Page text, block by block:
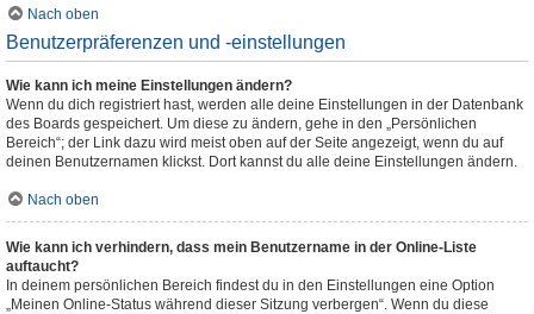
Nach oben
Benutzerpräferenzen und -einstellungen
Wie kann ich meine Einstellungen ändern?
Wenn du dich registriert hast, werden alle deine Einstellungen in der Datenbank
des Boards gespeichert. Um diese zu ändern, gehe in den „Persönlichen
Bereich“; der Link dazu wird meist oben auf der Seite angezeigt, wenn du auf
deinen Benutzernamen klickst. Dort kannst du alle deine Einstellungen ändern.
Nach oben
Wie kann ich verhindern, dass mein Benutzername in der Online-Liste
auftaucht?
In deinem persönlichen Bereich findest du in den Einstellungen eine Option
„Meinen Online-Status während dieser Sitzung verbergen“. Wenn du diese